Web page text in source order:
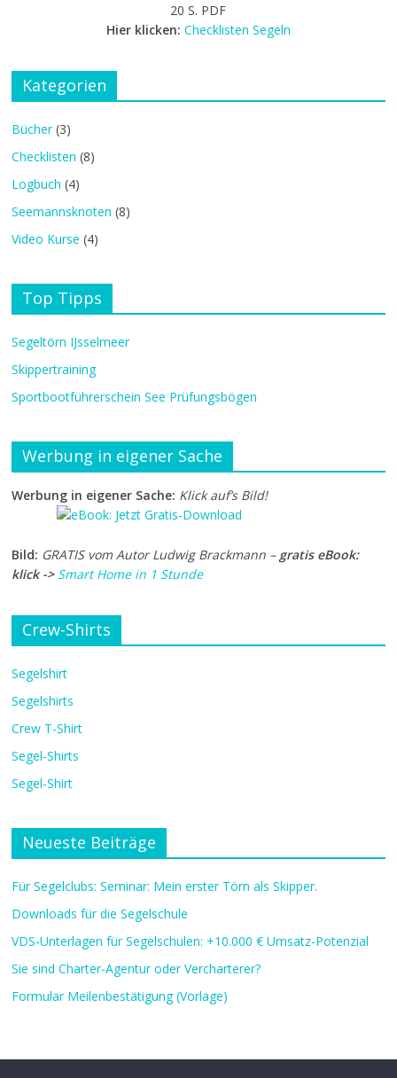
20 S. PDF
Hier klicken: Checklisten Segeln
Kategorien
Bücher(3)
Checklisten (8)
Logbuch (4)
Seemannsknoten (8)
Video Kurse (4)
Top Tipps
Segeltörn IJsselmeer
Skippertraining
Sportbootführerschein See Prüfungsbögen
Werbung in eigener Sache
Werbung in eigener Sache: Klick auf’s Bild!
Bild: GRATIS vom Autor Ludwig Brackmann – gratis eBook:
klick -> Smart Home in 1 Stunde
Crew-Shirts
Segelshirt
Segelshirts
Crew T-Shirt
Segel-Shirts
Segel-Shirt
Neueste Beiträge
Für Segelclubs: Seminar: Mein erster Törn als Skipper.
Downloads für die Segelschule
VDS-Unterlagen für Segelschulen: +10.000 € Umsatz-Potenzial
Sie sind Charter-Agentur oder Vercharterer?
Formular Meilenbestätigung (Vorlage)